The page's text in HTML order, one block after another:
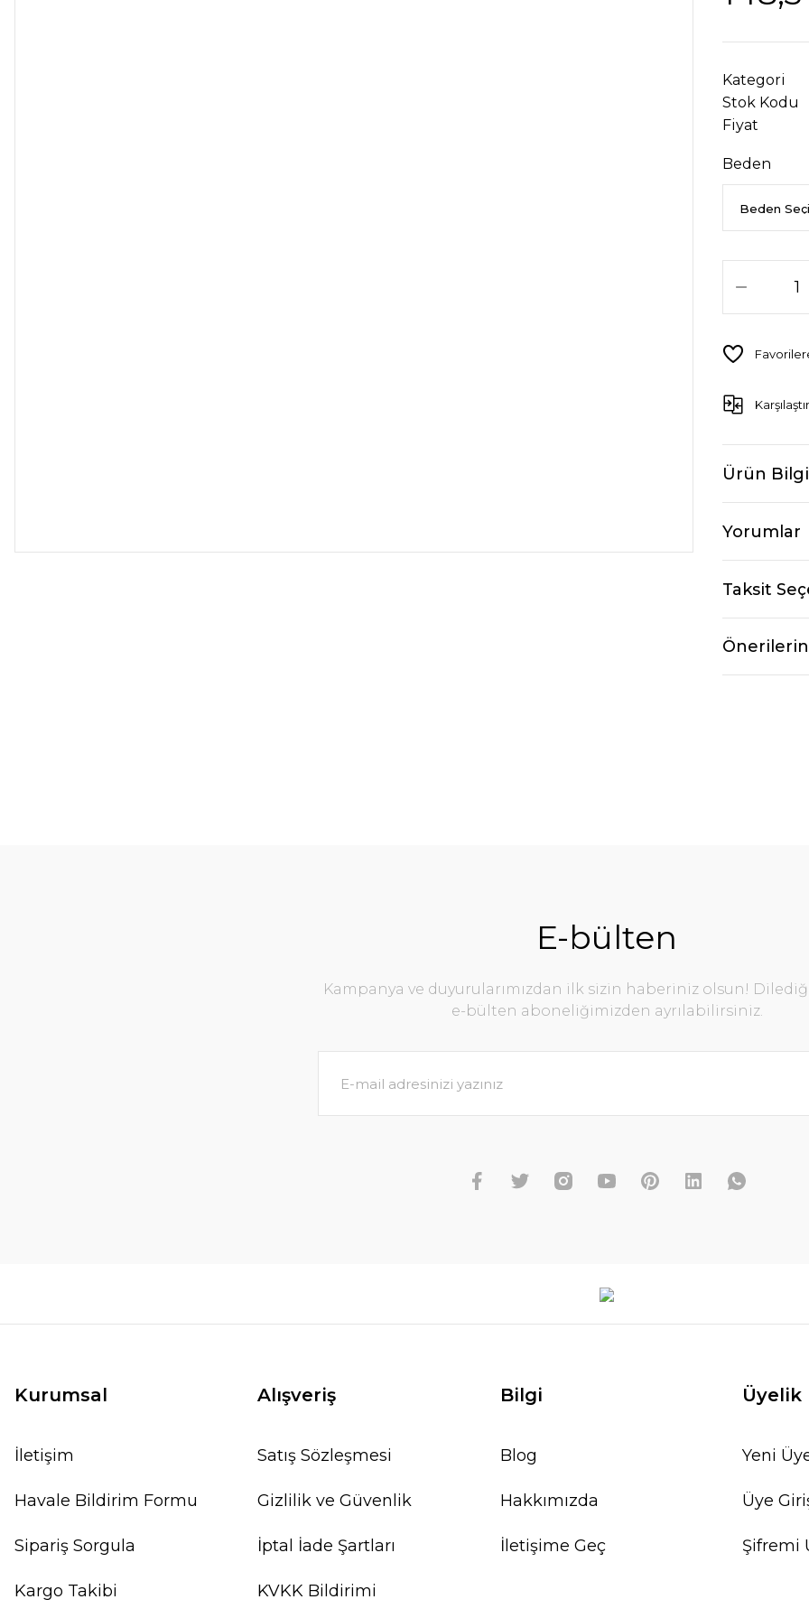
Kategori
Stok Kodu
Fiyat
Beden
Karşılaştır
Ürün
Yorumlar
Taksit
E-bülten
Kampanya ve duyurularımızdan ilk sizin haberiniz olsun!
e-bülten aboneliğimizden ayrılabilirsiniz.
Kurumsal
İletişim
Havale Bildirim Formu
Sipariş Sorgula
Kargo Takibi
Alışveriş
Satış Sözleşmesi
Gizlilik ve Güvenlik
İptal İade Şartları
KVKK Bildirimi
Bilgi
Blog
Hakkımızda
İletişime Geç
Üyelik
Yeni
Üye
Şifremi